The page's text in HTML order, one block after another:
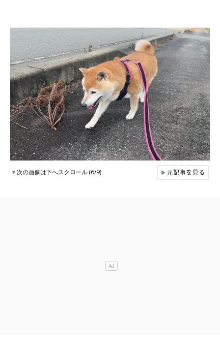
▼次の画像は下へスクロール (6/9) ▶元記事を見る